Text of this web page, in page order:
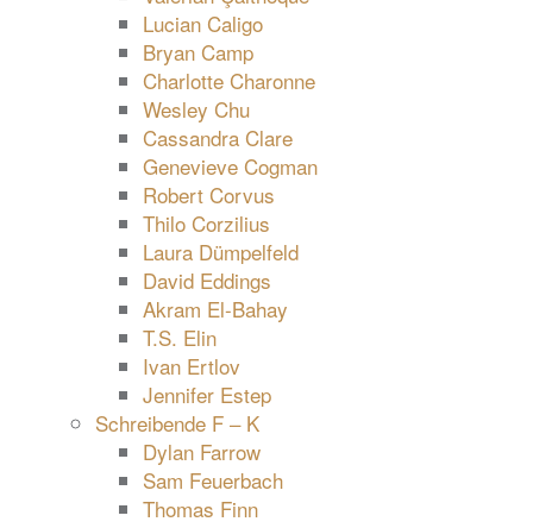
Lucian Caligo
Bryan Camp
Charlotte Charonne
Wesley Chu
Cassandra Clare
Genevieve Cogman
Robert Corvus
Thilo Corzilius
Laura Dümpelfeld
David Eddings
Akram El-Bahay
T.S. Elin
Ivan Ertlov
Jennifer Estep
Schreibende F – K
Dylan Farrow
Sam Feuerbach
Thomas Finn